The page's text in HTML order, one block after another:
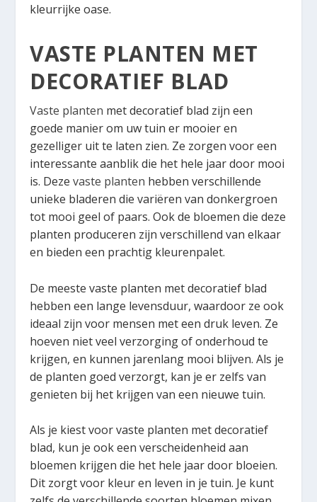
kleurrijke oase.
VASTE PLANTEN MET
DECORATIEF BLAD
Vaste planten met decoratief blad zijn een
goede manier om uw tuin er mooier en
gezelliger uit te laten zien. Ze zorgen voor een
interessante aanblik die het hele jaar door mooi
is. Dezevaste planten hebben verschillende
unieke bladeren die variëren van donkergroen
tot mooi geel of paars. Ook de bloemen die deze
planten produceren zijn verschillend van elkaar
en bieden een prachtig kleurenpalet.
De meeste vaste planten met decoratief blad
hebben een lange levensduur, waardoor ze ook
ideaal zijn voor mensen met een druk leven. Ze
hoeven niet veel verzorging of onderhoud te
krijgen, en kunnen jarenlang mooi blijven. Als je
de planten goed verzorgt, kan je er zelfs van
genieten bij het krijgen van een nieuwe tuin.
Als je kiest voor vaste planten met decoratief
blad, kun je ook een verscheidenheid aan
bloemen krijgen die het hele jaar door bloeien.
Dit zorgt voor kleur en leven in je tuin. Je kunt